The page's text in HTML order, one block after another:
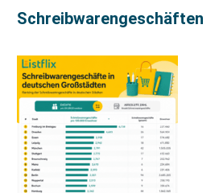
Schreibwarengeschäften